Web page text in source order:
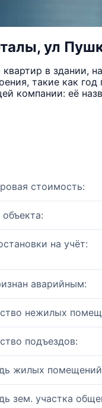
ул
в здании,
такие как год
компании: её
стоимость:
на учёт:
аварийным:
нежилых
подъездов:
жилых
зем. участка